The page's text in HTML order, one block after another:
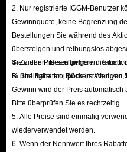
Da das MVP-Bundle nur auf
PC-Spieler, die Madden 26 und
möchten, separat bezahlen.
F: Welche Verbesserungen
Vorgängerspielen?
A: Das Gameplay von Madden
einzelnen Athleten und
Aufbau Ihrer eigenen Football-
2. Nur registrierte IGGM-Benutzer
Gewinnquote, keine Begrenzung
Bestellungen Sie während des
übersteigen und reibungslos
Sie ziehen. Bestellungen, die nicht
B. Streitigkeiten,
4. Zu den Preisen gehören
% und Rabattcoupons im Wert von
Gewinn wird der Preis automatisch
Bitte überprüfen Sie es rechtzeitig.
5. Alle Preise sind einmalig
wiederverwendet werden.
6. Wenn der Nennwert Ihres